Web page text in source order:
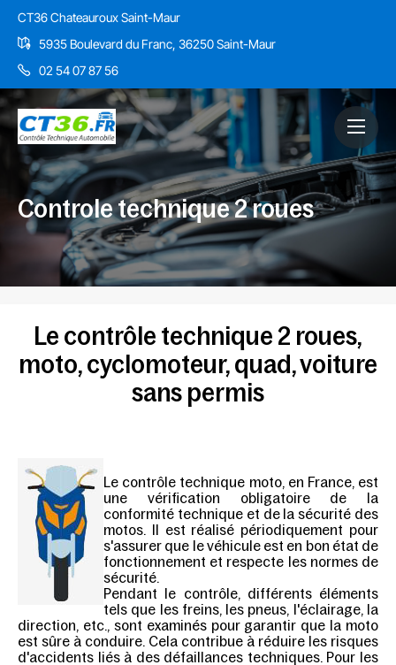
CT36 Chateauroux Saint-Maur
5935 Boulevard du Franc, 36250 Saint-Maur
02 54 07 87 56
Controle technique 2 roues
Le contrôle technique 2 roues,
moto, cyclomoteur, quad, voiture
sans permis
Le contrôle technique moto, en France, est
une vérification obligatoire de la
conformité technique et de la sécurité des
motos. Il est réalisé périodiquement pour
s'assurer que le véhicule est en bon état de
fonctionnement et respecte les normes de
sécurité.
Pendant le contrôle, différents éléments
tels que les freins, les pneus, l'éclairage, la
direction, etc., sont examinés pour garantir que la moto
est sûre à conduire. Cela contribue à réduire les risques
d'accidents liés à des défaillances techniques. Pour les